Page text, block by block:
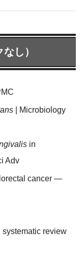
し）
| Microbiology
in
Adv
cancer —
review